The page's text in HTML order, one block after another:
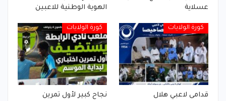
عسلاية
الهوية الوطنية للاعبين
كورة الولايات
قدامى لاعبي هلال
كورة الولايات
نجاح كبير لأول تمرين